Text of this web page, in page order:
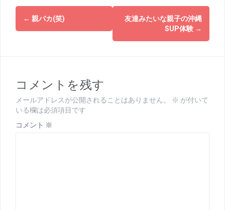
投
稿
ゲ
ー
シ
← 親バカ(笑)
友達みたいな親子の沖縄
SUP体験 →
コメントを残す
メールアドレスが公開されることはありません。 ※ が付いて
いる欄は必須項目です
コメント ※